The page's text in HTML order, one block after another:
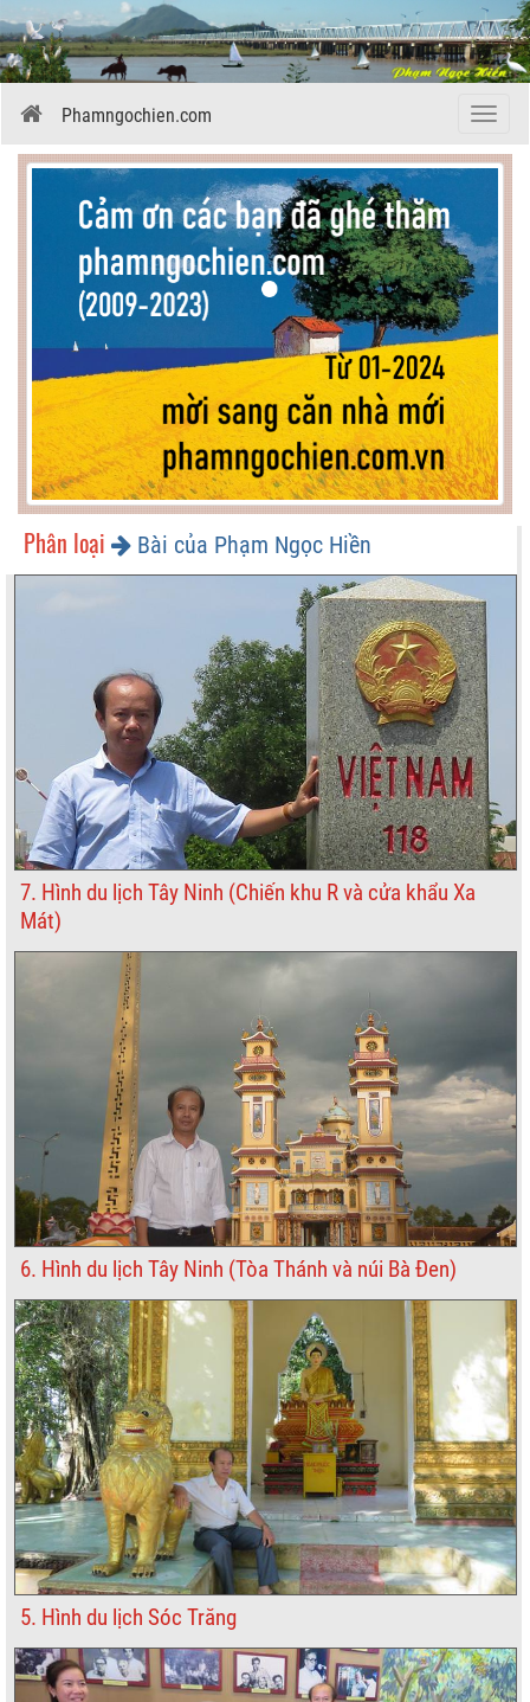
Menu
Phamngochien.com
Phân loại Bài của Phạm Ngọc Hiền
7. Hình du lịch Tây Ninh (Chiến khu R và cửa khẩu Xa
Mát)
6. Hình du lịch Tây Ninh (Tòa Thánh và núi Bà Đen)
5. Hình du lịch Sóc Trăng